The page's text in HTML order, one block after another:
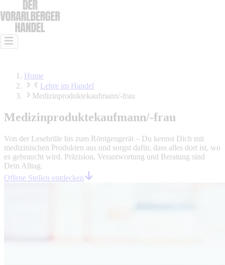
Das ist Handel
Offene Stellen
Home
Lehre im Handel
Medizinproduktekaufmann/-frau
Medizinproduktekaufmann/-frau
Von der Lesebrille bis zum Röntgengerät – Du kennst Dich mit
medizinischen Produkten aus und sorgst dafür, dass alles dort ist, wo
es gebraucht wird. Präzision, Verantwortung und Beratung sind
Dein Alltag.
Offene Stellen entdecken